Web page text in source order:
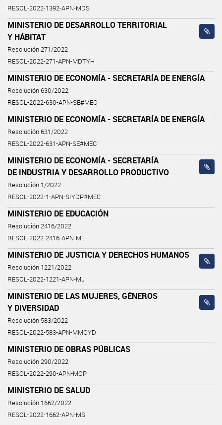
RESOL-2022-1392-APN-MDS
MINISTERIO DE DESARROLLO TERRITORIAL
Y HÁBITAT
Resolución 271/2022
RESOL-2022-271-APN-MDTYH
MINISTERIO DE ECONOMÍA - SECRETARÍA DE ENERGÍA
Resolución 630/2022
RESOL-2022-630-APN-SE#MEC
MINISTERIO DE ECONOMÍA - SECRETARÍA DE ENERGÍA
Resolución 631/2022
RESOL-2022-631-APN-SE#MEC
MINISTERIO DE ECONOMÍA - SECRETARÍA
DE INDUSTRIA Y DESARROLLO PRODUCTIVO
Resolución 1/2022
RESOL-2022-1-APN-SIYDP#MEC
MINISTERIO DE EDUCACIÓN
Resolución 2416/2022
RESOL-2022-2416-APN-ME
MINISTERIO DE JUSTICIA Y DERECHOS HUMANOS
Resolución 1221/2022
RESOL-2022-1221-APN-MJ
MINISTERIO DE LAS MUJERES, GÉNEROS
Y DIVERSIDAD
Resolución 583/2022
RESOL-2022-583-APN-MMGYD
MINISTERIO DE OBRAS PÚBLICAS
Resolución 290/2022
RESOL-2022-290-APN-MOP
MINISTERIO DE SALUD
Resolución 1662/2022
RESOL-2022-1662-APN-MS